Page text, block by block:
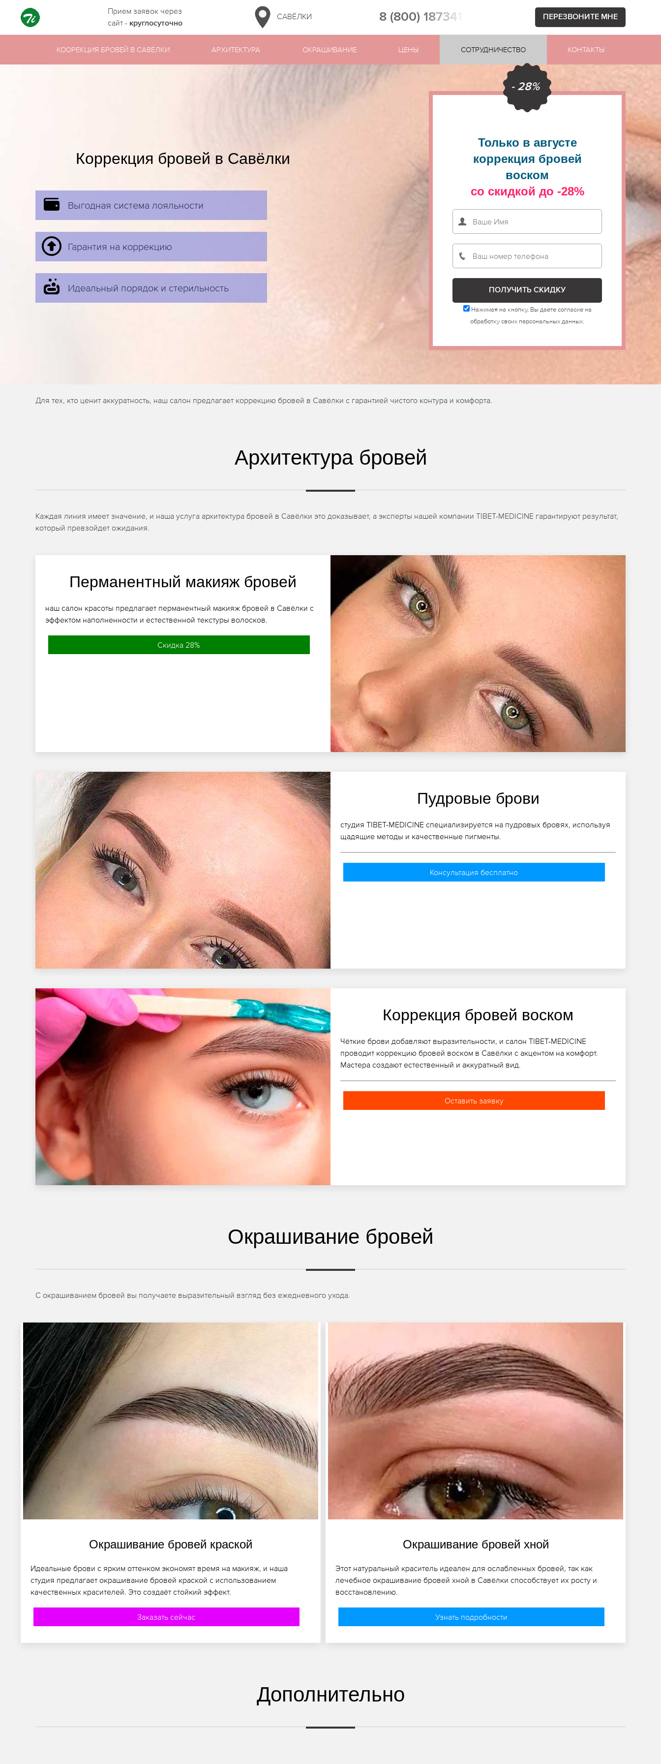
Прием заявок через
сайт - круглосуточно
САВЁЛКИ 8 (800) 1873411 ПЕРЕЗВОНИТЕ МНЕ
КООРЕКЦИЯ БРОВЕЙ В САВЁЛКИ АРХИТЕКТУРА ОКРАШИВАНИЕ ЦЕНЫ СОТРУДНИЧЕСТВО КОНТАКТЫ
Коррекция бровей в Савёлки
Выгодная система лояльности
Гарантия на коррекцию
Идеальный порядок и стерильность
- 28%
Только в августе
коррекция бровей
воском
со скидкой до -28%
Нажимая на кнопку, Вы даете согласие на
обработку своих персональных данных.
Для тех, кто ценит аккуратность, наш салон предлагает коррекцию бровей в Савёлки с гарантией чистого контура и комфорта.
Архитектура бровей
Каждая линия имеет значение, и наша услуга архитектура бровей в Савёлки это доказывает, а эксперты нашей компании TIBET-MEDICINE гарантируют результат,
который превзойдет ожидания.
Перманентный макияж бровей
наш салон красоты предлагает перманентный макияж бровей в Савёлки с
эффектом наполненности и естественной текстуры волосков.
Скидка 28%
Пудровые брови
студия TIBET-MEDICINE специализируется на пудровых бровях, используя
щадящие методы и качественные пигменты.
Консультация бесплатно
Коррекция бровей воском
Чёткие брови добавляют выразительности, и салон TIBET-MEDICINE
проводит коррекцию бровей воском в Савёлки с акцентом на комфорт.
Мастера создают естественный и аккуратный вид.
Оставить заявку
Окрашивание бровей
С окрашиванием бровей вы получаете выразительный взгляд без ежедневного ухода.
Окрашивание бровей краской
Идеальные брови с ярким оттенком экономят время на макияж, и наша
студия предлагает окрашивание бровей краской с использованием
качественных красителей. Это создаёт стойкий эффект.
Заказать сейчас
Окрашивание бровей хной
Этот натуральный краситель идеален для ослабленных бровей, так как
лечебное окрашивание бровей хной в Савёлки способствует их росту и
восстановлению.
Узнать подробности
Дополнительно